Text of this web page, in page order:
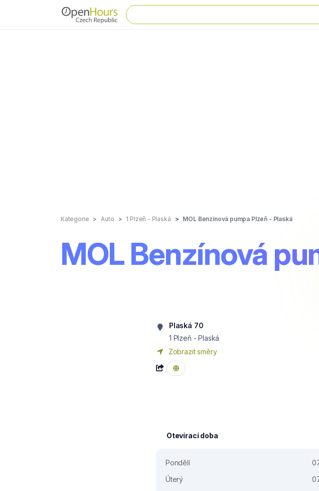
Kategorie Auto 1 Plzeň - Plaská MOL Benzínová pumpa Plzeň - Plaská
MOL Benzínová
Plaská 70
1 Plzeň - Plaská
Zobrazit směry
Otevírací doba
Pondělí
Úterý